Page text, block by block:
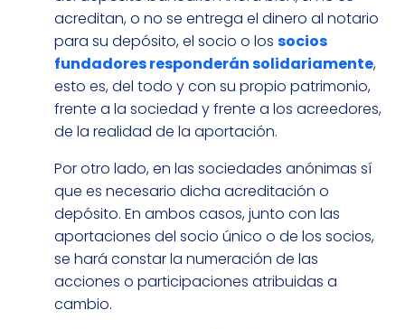
acreditan, o no se entrega el dinero al notario
para su depósito, el socio o los socios
fundadores responderán solidariamente,
esto es, del todo y con su propio patrimonio,
frente a la sociedad y frente a los acreedores,
de la realidad de la aportación.
Por otro lado, en las sociedades anónimas sí
que es necesario dicha acreditación o
depósito. En ambos casos, junto con las
aportaciones del socio único o de los socios,
se hará constar la numeración de las
acciones o participaciones atribuidas a
cambio.